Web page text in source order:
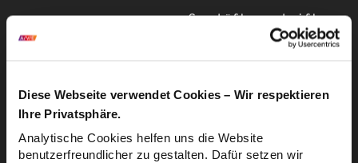
Diese Webseite verwendet Cookies – Wir respektieren
Ihre Privatsphäre.
Analytische Cookies helfen uns die Website
benutzerfreundlicher zu gestalten. Dafür setzen wir
Geschäftsanschrift
Magdeburger Straße
Sitz der
Gesellschaft